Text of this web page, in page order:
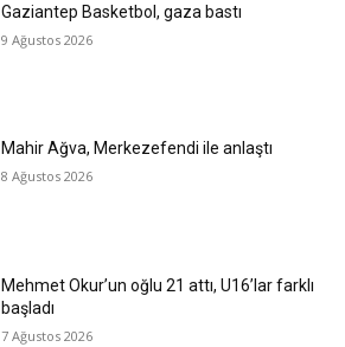
Gaziantep Basketbol, gaza bastı
9 Ağustos 2026
Mahir Ağva, Merkezefendi ile anlaştı
8 Ağustos 2026
Mehmet Okur’un oğlu 21 attı, U16’lar farklı
başladı
7 Ağustos 2026